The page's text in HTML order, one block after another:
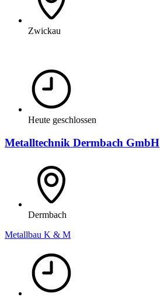
Zwickau
Heute geschlossen
Metalltechnik Dermbach GmbH
Dermbach
Metallbau K & M